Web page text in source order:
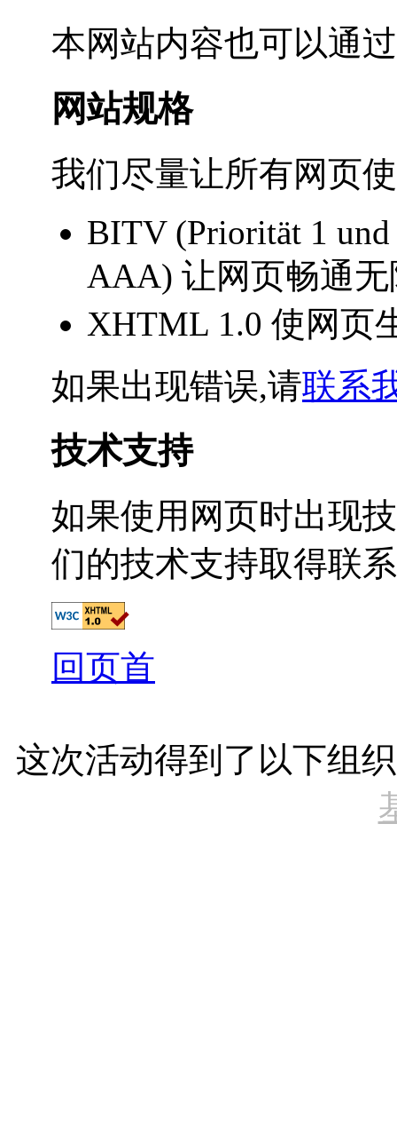
本网站内容也可以通
网站规格
我们尽量让所有网页
BITV (Priorität 1
AAA) 让网页畅通
XHTML 1.0 使网页
如果出现错误,请联系
技术支持
如果使用网页时出现
们的技术支持取得联
回页首
这次活动得到了以下组